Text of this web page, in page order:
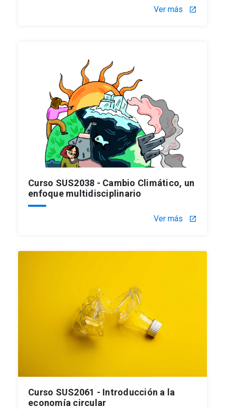
Ver más launch
Curso SUS2038 - Cambio Climático, un
enfoque multidisciplinario
Ver más launch
Curso SUS2061 - Introducción a la
economía circular